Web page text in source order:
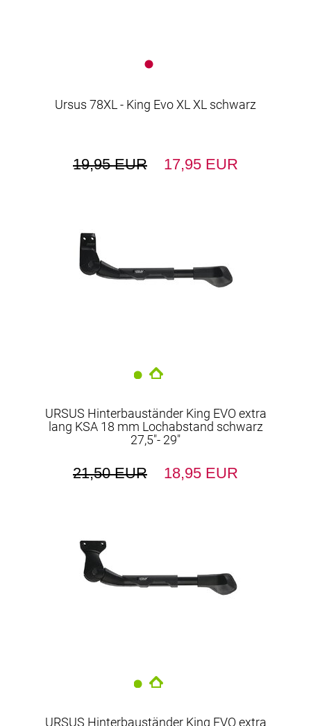
Ursus 78XL - King Evo XL XL schwarz
19,95 EUR 17,95 EUR
URSUS Hinterbauständer King EVO extra
lang KSA 18 mm Lochabstand schwarz
27,5"- 29"
21,50 EUR 18,95 EUR
URSUS Hinterbauständer King EVO extra